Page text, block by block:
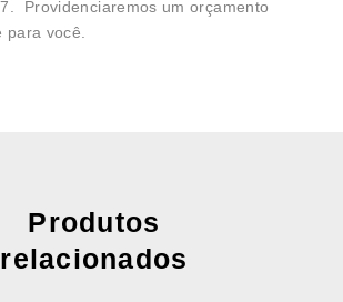
Providenciaremos um orçamento
para você.
Produtos
relacionados